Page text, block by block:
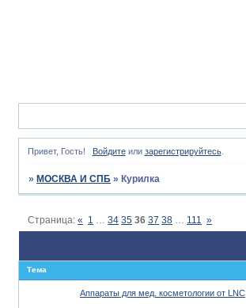
Привет, Гость! Войдитеили зарегистрируйтесь.
» МОСКВА И СПБ » Курилка
Страница:« 1 … 34 35 36 37 38 … 111 »
Тема
Аппараты для мед. косметологии от LNC